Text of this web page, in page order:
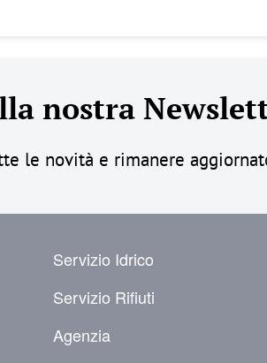
nostra
le novità e rimanere
Servizio Idrico
Servizio Rifiuti
Agenzia